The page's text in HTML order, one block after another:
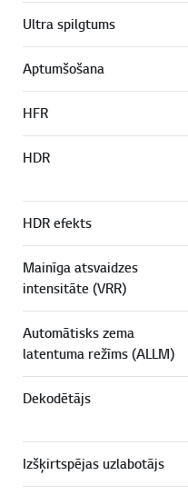
Ultra spilgtums
Aptumšošana
HFR
HDR
HDR efekts
Mainīga atsvaidzes
intensitāte (VRR)
Automātisks zema
latentuma režīms (ALLM)
Dekodētājs
Izšķirtspējas uzlabotājs